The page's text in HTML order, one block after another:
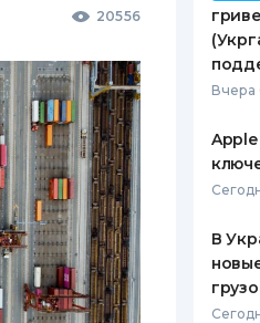
20556
Вчера
В